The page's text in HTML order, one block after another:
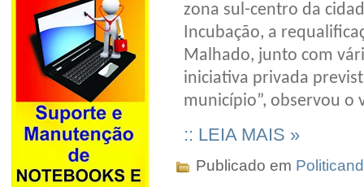
zona sul-centro da
Incubação, a
Malhado, junto com
iniciativa privada
município”, observou o
:: LEIA MAIS »
Publicado em